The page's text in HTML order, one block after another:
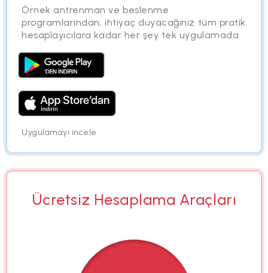
Örnek antrenman ve beslenme
programlarından, ihtiyaç duyacağınız tüm pratik
hesaplayıcılara kadar her şey tek uygulamada
Uygulamayı incele
Ücretsiz Hesaplama Araçları